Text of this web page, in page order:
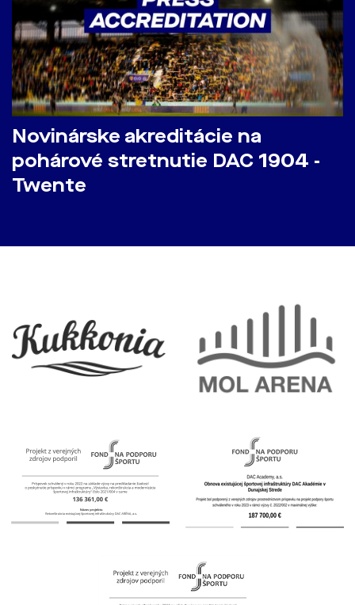
Novinárske akreditácie na
pohárové stretnutie DAC 1904 -
Twente